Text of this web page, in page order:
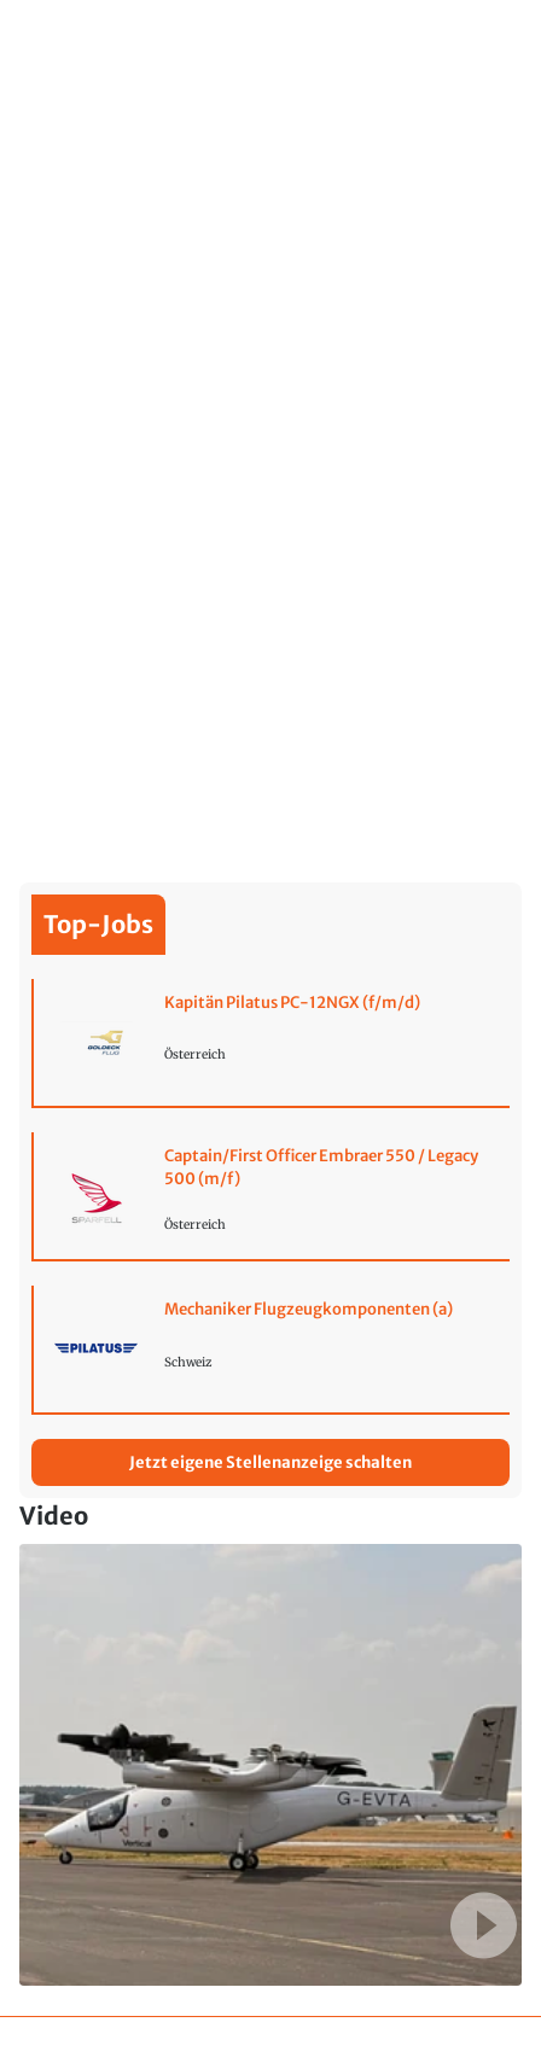
Top-Jobs
Kapitän Pilatus PC-12NGX (f/m/d)
Österreich
Captain/First Officer Embraer 550 / Legacy
500 (m/f)
Österreich
Mechaniker Flugzeugkomponenten (a)
Schweiz
Jetzt eigene Stellenanzeige schalten
Video